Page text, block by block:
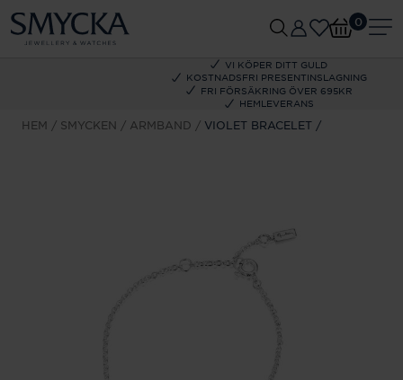
VI KÖPER DITT GULD
KOSTNADSFRI PRESENTINSLAGNING
FRI FÖRSÄKRING ÖVER 695KR
HEMLEVERANS
0
HEM SMYCKEN ARMBAND VIOLET BRACELET